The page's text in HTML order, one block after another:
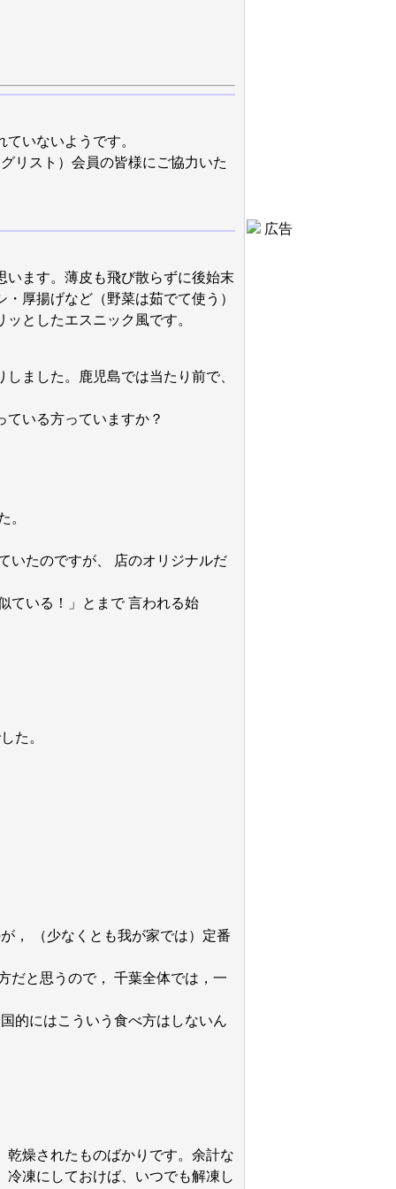
いないようです。
リスト）会員の皆様にご協力いた
ます。薄皮も飛び散らずに後始末
厚揚げなど（野菜は茹でて使う）
としたエスニック風です。
ました。鹿児島では当たり前で、
いる方っていますか？
。
いたのですが、 店のオリジナルだ
ている！」とまで 言われる始
た。
， （少なくとも我が家では）定番
だと思うので， 千葉全体では，一
的にはこういう食べ方はしないん
燥されたものばかりです。余計な
冷凍にしておけば、いつでも解凍し
広告